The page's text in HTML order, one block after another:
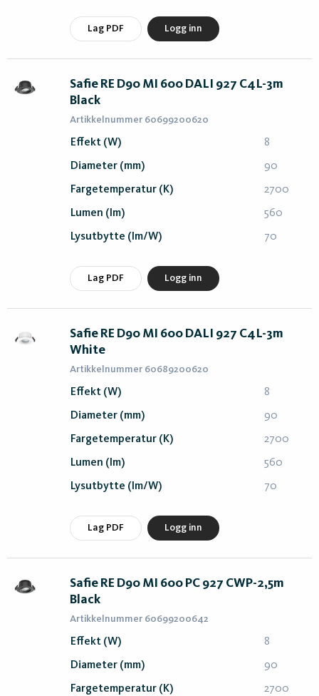
Lag PDF Logg inn
Safie RE D90 MI 600 DALI 927 C4L-3m
Black
Artikkelnummer 60699200620
Effekt (W) 8
Diameter (mm) 90
Fargetemperatur (K) 2700
Lumen (lm) 560
Lysutbytte (lm/W) 70
Lag PDF Logg inn
Safie RE D90 MI 600 DALI 927 C4L-3m
White
Artikkelnummer 60689200620
Effekt (W) 8
Diameter (mm) 90
Fargetemperatur (K) 2700
Lumen (lm) 560
Lysutbytte (lm/W) 70
Lag PDF Logg inn
Safie RE D90 MI 600 PC 927 CWP-2,5m
Black
Artikkelnummer 60699200642
Effekt (W) 8
Diameter (mm) 90
Fargetemperatur (K) 2700